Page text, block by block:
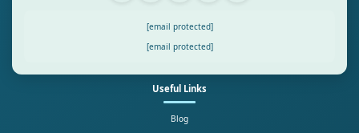
[email protected]
[email protected]
Useful Links
Blog